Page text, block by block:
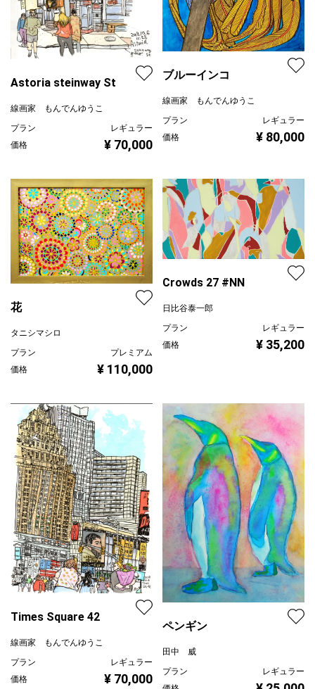
Astoria steinway St
線画家 もんでんゆうこ
プラン
レギュラー
価格
¥ 70,000
ブルーインコ
線画家 もんでんゆうこ
プラン
レギュラー
価格
¥ 80,000
花
タニシマシロ
プラン
プレミアム
価格
¥ 110,000
Crowds 27 #NN
日比谷泰一郎
プラン
レギュラー
価格
¥ 35,200
Times Square 42
線画家 もんでんゆうこ
プラン
レギュラー
価格
¥ 70,000
ペンギン
田中 威
プラン
レギュラー